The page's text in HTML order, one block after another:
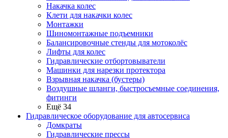
Накачка колес
Клети для накачки колес
Монтажки
Шиномонтажные подъемники
Балансировочные стенды для мотоколёс
Лифты для колес
Гидравлические отбортовыватели
Машинки для нарезки протектора
Взрывная накачка (бустеры)
Воздушные шланги, быстросъемные соединения,
фитинги
Ещё 34
Гидравлическое оборудование для автосервиса
Домкраты
Гидравлические прессы